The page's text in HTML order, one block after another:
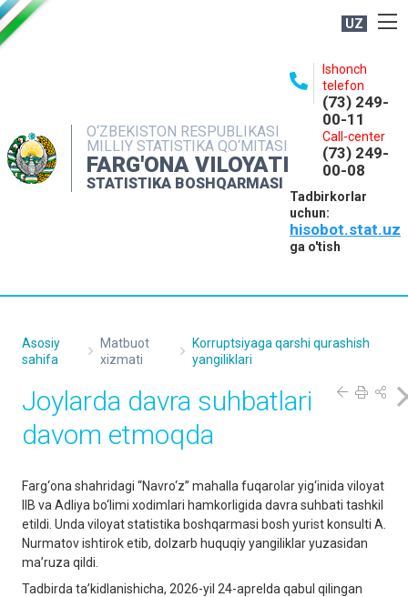
UZ
O‘ZBEKISTON RESPUBLIKASI
MILLIY STATISTIKA QO‘MITASI
FARG'ONA VILOYATI
STATISTIKA BOSHQARMASI
Ishonch
telefon
(73) 249-
00-11
Call-center
(73) 249-
00-08
Tadbirkorlar
uchun:
hisobot.stat.uz
ga o'tish
NASHRLAR
INTERAKTIV XIZMATLAR
MATBUOT XIZMATI
Asosiy
sahifa
Matbuot
xizmati
Korruptsiyaga qarshi qurashish
yangiliklari
Joylarda davra suhbatlari
davom etmoqda
Farg‘ona shahridagi “Navro‘z” mahalla fuqarolar yig‘inida viloyat
IIB va Adliya bo‘limi xodimlari hamkorligida davra suhbati tashkil
etildi. Unda viloyat statistika boshqarmasi bosh yurist konsulti A.
Nurmatov ishtirok etib, dolzarb huquqiy yangiliklar yuzasidan
ma’ruza qildi.
Tadbirda ta’kidlanishicha, 2026-yil 24-aprelda qabul qilingan